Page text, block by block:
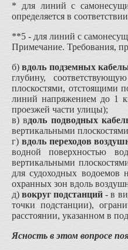
* для линий с
определяется в
**5 - для линий с
Примечание. Требования,
б)вдоль подземных
глубину,
плоскостями, отстоящими
линий напряжением до 1
проезжей части улицы);
в) вдоль подводных
вертикальными
г) вдоль переходов
водной поверхностью
вертикальными
для судоходных во­доемов
охранных зон вдоль
д)вокруг подстанций - в
точки подстанции),
расстоянии, указанном в
Ясность в этом вопросе